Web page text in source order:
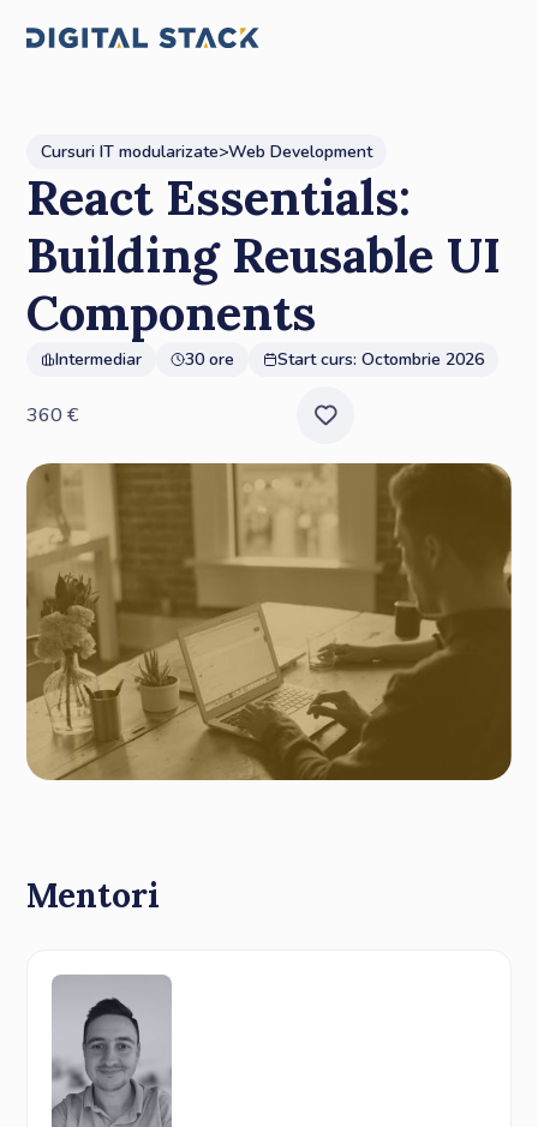
Cursuri IT modularizate>Web Development
React Essentials:
Building Reusable UI
Components
Intermediar 30 ore Start curs: Octombrie 2026
360 €
Mentori